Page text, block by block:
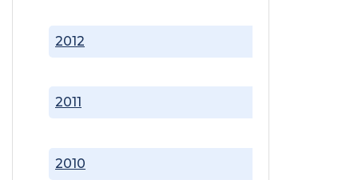
2010
2011
2012